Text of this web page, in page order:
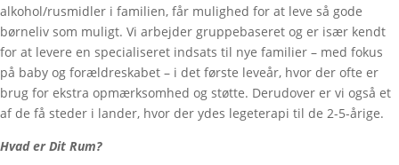
alkohol/rusmidler i familien, får mulighed for at leve så gode
børneliv som muligt. Vi arbejder gruppebaseret og er især kendt
for at levere en specialiseret indsats til nye familier – med fokus
på baby og forældreskabet – i det første leveår, hvor der ofte er
brug for ekstra opmærksomhed og støtte. Derudover er vi også et
af de få steder i lander, hvor der ydes legeterapi til de 2-5-årige.
Hvad er Dit Rum?